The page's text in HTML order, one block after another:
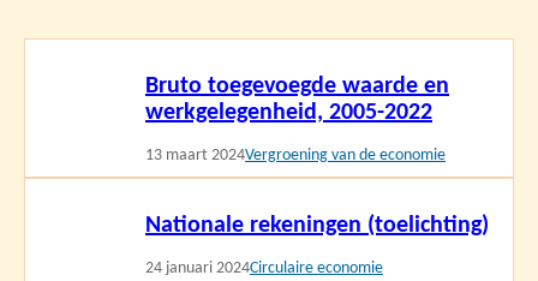
Bruto toegevoegde waarde en
werkgelegenheid, 2005-2022
13 maart 2024Vergroening van de economie
Nationale rekeningen (toelichting)
24 januari 2024Circulaire economie